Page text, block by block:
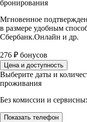
бронирования
Мгновенное
в размере удобным
Сбербанк.Онлайн и др.
276 ₽ бонусов
Цена и доступность
Выберите даты и
проживания
Без комиссии и
Показать телефон